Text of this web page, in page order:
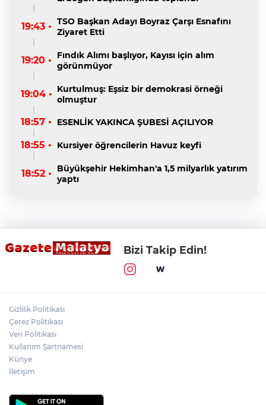
19:43 • TSO Başkan Adayı Boyraz Çarşı Esnafını
Ziyaret Etti
19:20 •
Fındık Alımı başlıyor, Kayısı için alım
görünmüyor
19:04 • Kurtulmuş: Eşsiz bir demokrasi örneği
olmuştur
18:57 • ESENLİK YAKINCA ŞUBESİ AÇILIYOR
18:55 • Kursiyer öğrencilerin Havuz keyfi
18:52 •
Büyükşehir Hekimhan'a 1,5 milyarlık yatırım
yaptı
Bizi Takip Edin!
Gizlilik Politikası
Çerez Politikası
Veri Politikası
Kullanım Şartnamesi
Künye
İletişim